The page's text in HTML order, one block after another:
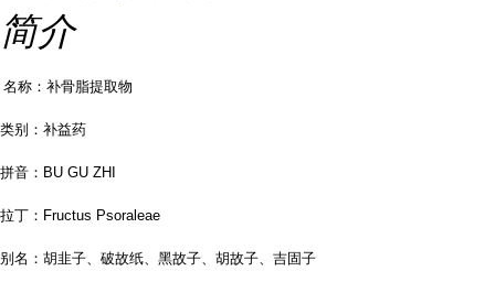
简介
名称：补骨脂提取物
类别：补益药
拼音： BU GU ZHI
拉丁： Fructus Psoraleae
别名：胡韭子、破故纸、黑故子、胡故子、吉固子